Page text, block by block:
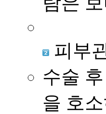
피부
수술
을 호